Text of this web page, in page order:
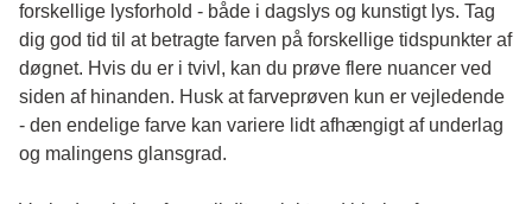
forskellige lysforhold - både i dagslys og kunstigt lys. Tag
dig god tid til at betragte farven på forskellige tidspunkter af
døgnet. Hvis du er i tvivl, kan du prøve flere nuancer ved
siden af hinanden. Husk at farveprøven kun er vejledende
- den endelige farve kan variere lidt afhængigt af underlag
og malingens glansgrad.